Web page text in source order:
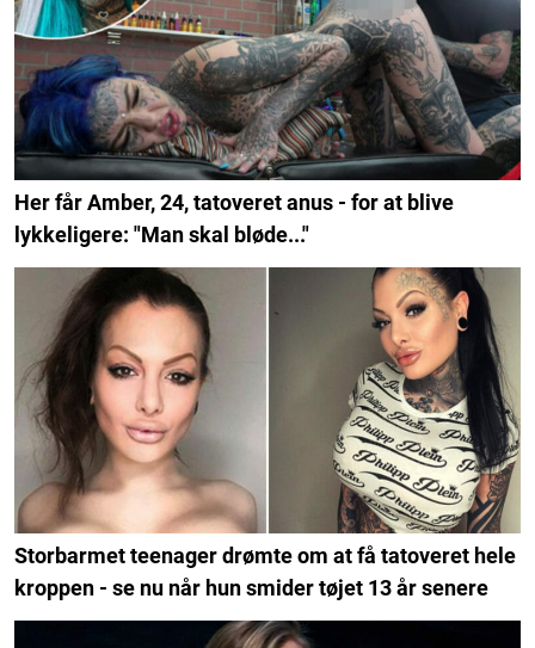
Her får Amber, 24, tatoveret anus - for at blive
lykkeligere: "Man skal bløde..."
Storbarmet teenager drømte om at få tatoveret hele
kroppen - se nu når hun smider tøjet 13 år senere